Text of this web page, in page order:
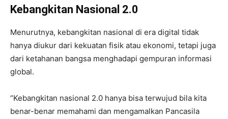
Kebangkitan Nasional 2.0
Menurutnya, kebangkitan nasional di era digital tidak
hanya diukur dari kekuatan fisik atau ekonomi, tetapi juga
dari ketahanan bangsa menghadapi gempuran informasi
global.
“Kebangkitan nasional 2.0 hanya bisa terwujud bila kita
benar-benar memahami dan mengamalkan Pancasila